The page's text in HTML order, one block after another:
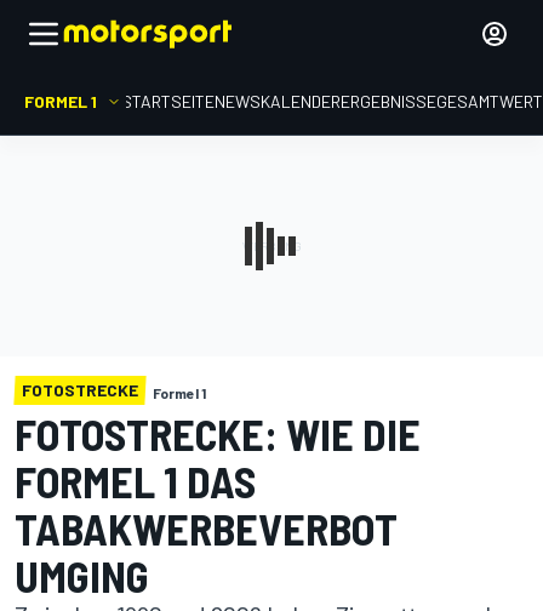
FORMEL 1 STARTSEITENEWSKALENDERERGEBNISSE
FOTOSTRECKE Formel 1
FOTOSTRECKE: WIE DIE
FORMEL 1 DAS
TABAKWERBEVERBOT
UMGING